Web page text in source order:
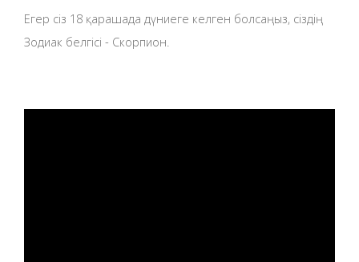
Егер сіз 18 қарашада дүниеге келген болсаңыз, сіздің
Зодиак белгісі - Скорпион.